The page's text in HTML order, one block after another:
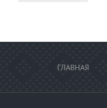
ГЛАВНАЯ